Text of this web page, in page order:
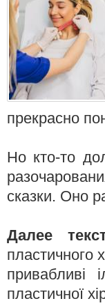
прекрасно
Но кто-то
сказки. Оно
Далее
пластичного
привабливі
пластичної